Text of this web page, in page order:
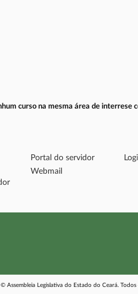
curso na mesma área de interrese
Portal do servidor
Webmail
© Assembleia Legislativa do Estado do Ceará.